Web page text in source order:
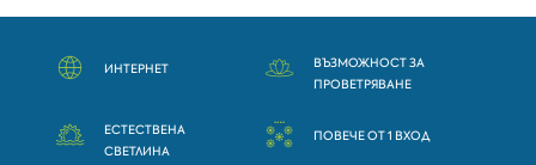
ИНТЕРНЕТ
ВЪЗМОЖНОСТ ЗА
ПРОВЕТРЯВАНЕ
ЕСТЕСТВЕНА
СВЕТЛИНА
ПОВЕЧЕ ОТ 1 ВХОД